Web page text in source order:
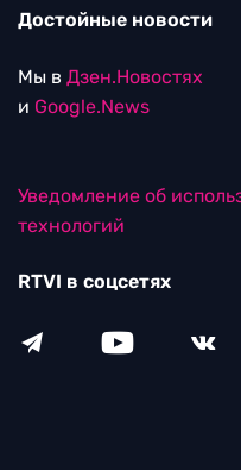
Достойные новости
Мы в Дзен.Новостях
и Google.News
Уведомление об
технологий
RTVI в соцсетях